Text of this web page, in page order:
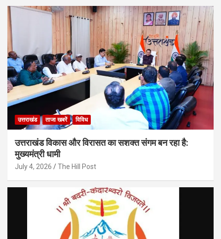
उत्तराखंड ताजा खबरें विविध
उत्तराखंड विकास और विरासत का सशक्त संगम बन रहा है:
मुख्यमंत्री धामी
July 4, 2026 The Hill Post